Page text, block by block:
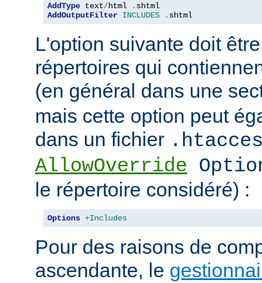
AddType text/html .
AddOutputFilter INCLUDES . shtml
L'option suivante doit
répertoires qui
(en général dans une
mais cette option peut
dans un fichier
AllowOverride
le répertoire considéré) :
Options +Includes
Pour des raisons de
ascendante, le